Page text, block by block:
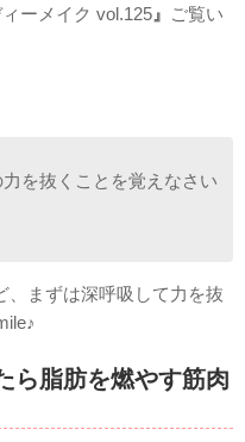
ーメイク vol.125 』 ご覧い
を抜くことを覚えなさい
、まずは深呼吸して力を抜
ら脂肪を燃やす筋肉